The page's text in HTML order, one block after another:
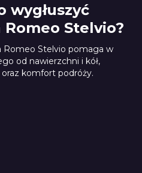
wygłuszyć
Stelvio?
Romeo Stelvio pomaga w
od nawierzchni i kół,
komfort podróży.